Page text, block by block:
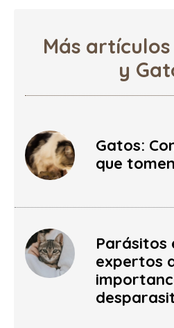
Más
y
Gatos:
que
Parásitos
expertos